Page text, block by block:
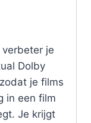
verbeter je
Dolby
je films
in een film
Je krijgt